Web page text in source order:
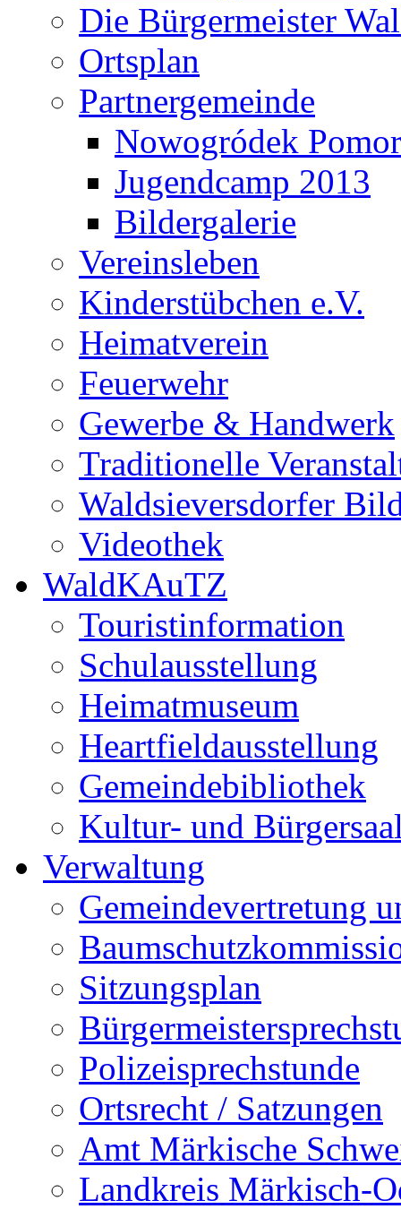
Die Bürgermeister
Ortsplan
Partnergemeinde
Nowogródek
Jugendcamp 2013
Bildergalerie
Vereinsleben
Kinderstübchen e.V.
Heimatverein
Feuerwehr
Gewerbe & Handwerk
Traditionelle
Waldsieversdorfer
Videothek
WaldKAuTZ
Touristinformation
Schulausstellung
Heimatmuseum
Heartfieldausstellung
Gemeindebibliothek
Kultur- und
Verwaltung
Gemeindevertretung
Sitzungsplan
Polizeisprechstunde
Ortsrecht / Satzungen
Amt Märkische
Landkreis Märkisch-